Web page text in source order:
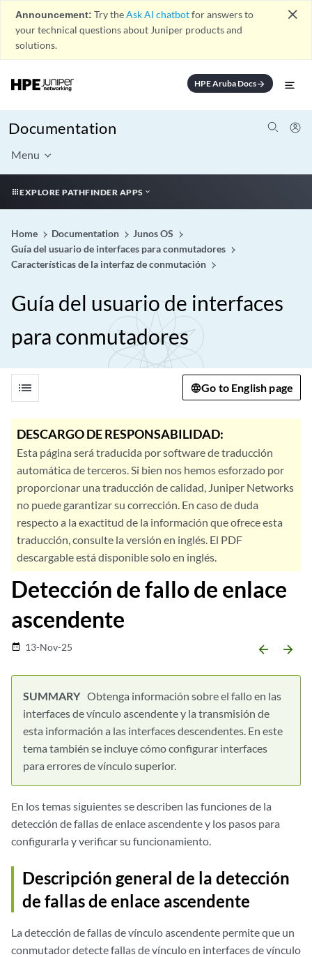
Announcement: Try theAsk AI chatbotfor answers to
your technical questions about Juniper products and
solutions.
close
HPE Aruba Docsarrow_forward
Documentation
Menu
EXPLORE PATHFINDER APPS
Home Documentation
Junos OS
Guía del usuario de interfaces para conmutadores
Características de la interfaz de conmutación
Guía del usuario de interfaces
para conmutadores
list Go to English page
DESCARGO DE RESPONSABILIDAD:
Esta página será traducida por software de traducción
automática de terceros. Si bien nos hemos esforzado por
proporcionar una traducción de calidad, Juniper Networks
no puede garantizar su corrección. En caso de duda
respecto a la exactitud de la información que ofrece esta
traducción, consulte la versión en inglés. El PDF
descargable está disponible solo en inglés.
Detección de fallo de enlace
ascendente
date_range 13-Nov-25 arrow_backward arrow_forward
Obtenga información sobre el fallo en las
interfaces de vínculo ascendente y la transmisión de
esta información a las interfaces descendentes. En este
tema también se incluye cómo configurar interfaces
para errores de vínculo superior.
En los temas siguientes se describen las funciones de la
detección de fallas de enlace ascendente y los pasos para
configurarla y verificar su funcionamiento.
Descripción general de la detección
de fallas de enlace ascendente
La detección de fallas de vínculo ascendente permite que un
conmutador detecte fallas de vínculo en interfaces de vínculo